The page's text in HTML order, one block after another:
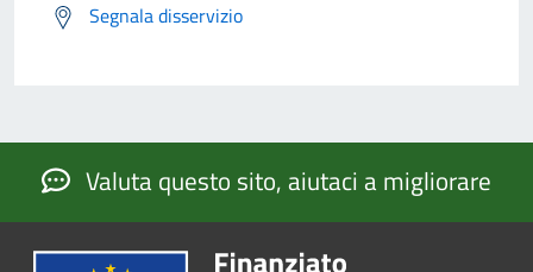
Segnala disservizio
Valuta questo sito, aiutaci a migliorare